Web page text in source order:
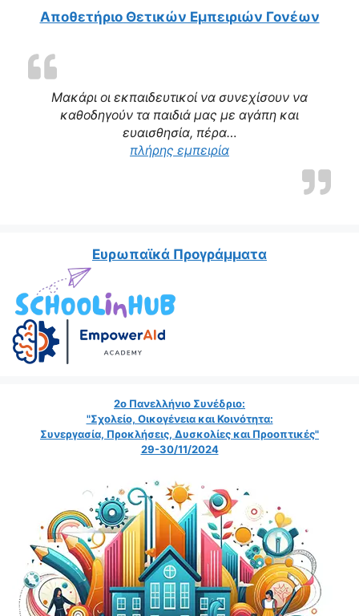
Μακάρι οι εκπαιδευτικοί να συνεχίσουν να
καθοδηγούν τα παιδιά μας με αγάπη και
ευαισθησία, πέρα…
πλήρης εμπειρία“Η δασκάλα μας
Αποθετήριο Θετικών Εμπειριών Γονέων
Ευρωπαϊκά Προγράμματα
2ο Πανελλήνιο Συνέδριο:
"Σχολείο, Οικογένεια και Κοινότητα:
Συνεργασία, Προκλήσεις, Δυσκολίες και Προοπτικές"
29-30/11/2024